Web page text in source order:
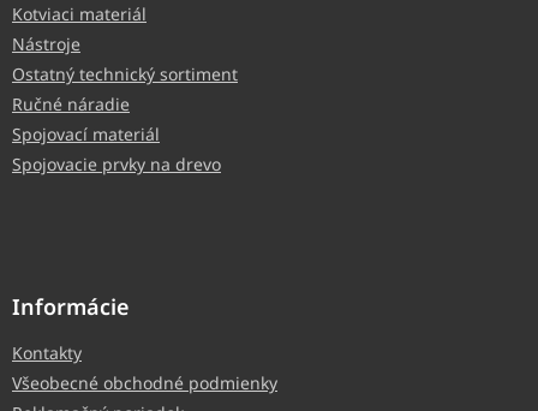
Kotviaci materiál
Nástroje
Ostatný technický sortiment
Ručné náradie
Spojovací materiál
Spojovacie prvky na drevo
Informácie
Kontakty
Všeobecné obchodné podmienky